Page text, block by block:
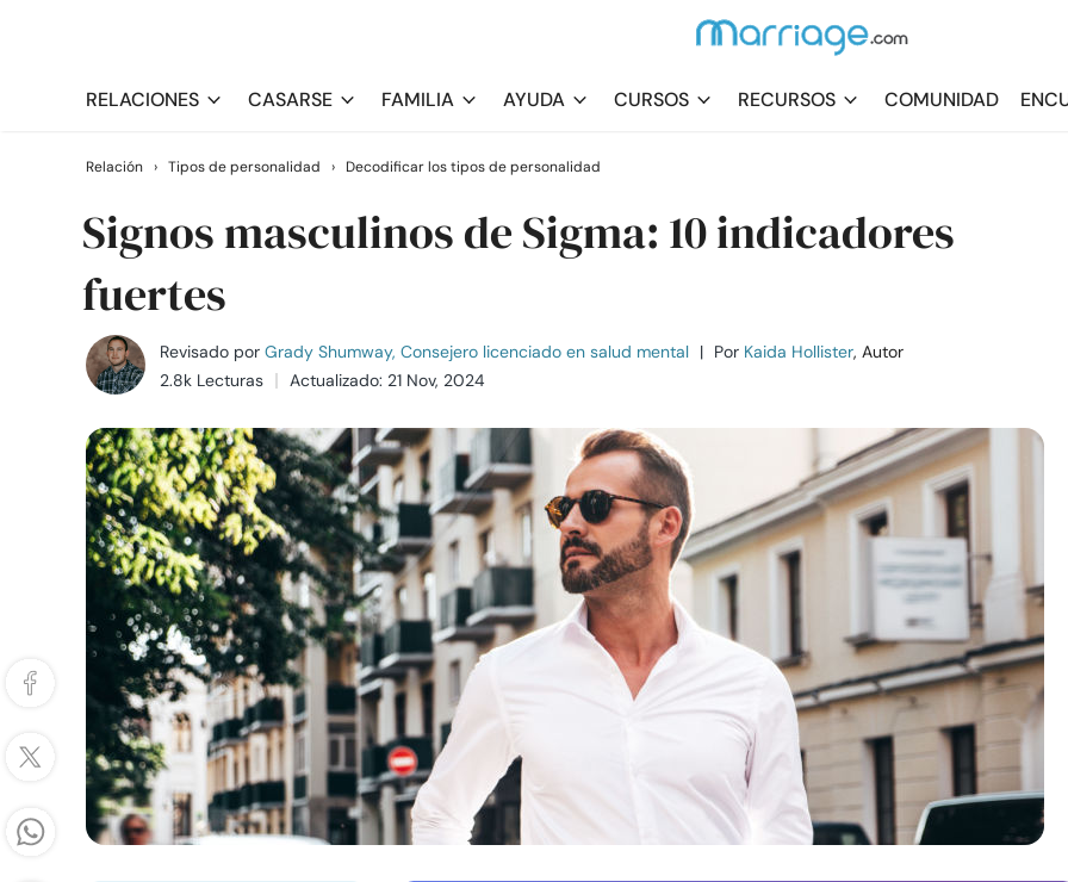
RELACIONES CASARSE FAMILIA AYUDA CURSOS RECURSOS COMUNIDAD
Relación › Tipos de personalidad › Decodificar los tipos de personalidad
Signos masculinos de Sigma: 10 indicadores
fuertes
Revisado por Grady Shumway, Consejero licenciado en salud mental | Por Kaida Hollister, Autor
2.8k Lecturas
Actualizado: 21 Nov, 2024